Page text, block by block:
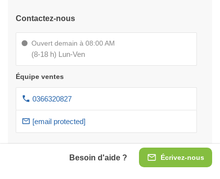
Écrivez-nous
Besoin d'aide ?
Contactez-nous
Ouvert demain à 08:00 AM
(8-18 h) Lun-Ven
Équipe ventes
0366320827
[email protected]
Service clients